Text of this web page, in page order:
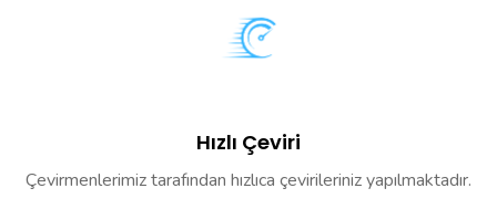
Hızlı Çeviri
Çevirmenlerimiz tarafından hızlıca çevirileriniz yapılmaktadır.